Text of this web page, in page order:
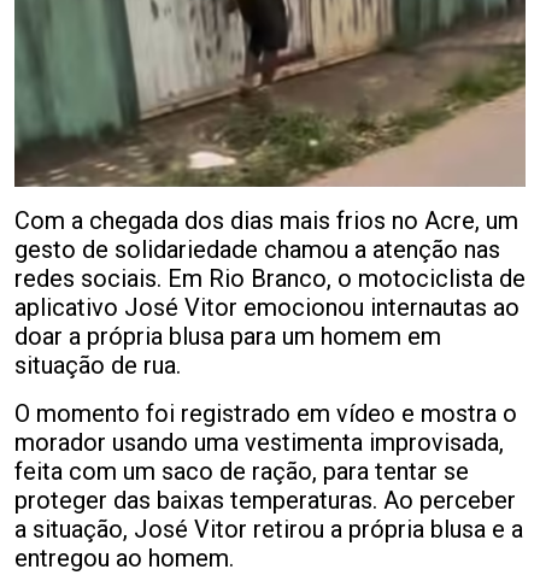
Com a chegada dos dias mais frios no Acre, um
gesto de solidariedade chamou a atenção nas
redes sociais. Em Rio Branco, o motociclista de
aplicativo José Vitor emocionou internautas ao
doar a própria blusa para um homem em
situação de rua.
O momento foi registrado em vídeo e mostra o
morador usando uma vestimenta improvisada,
feita com um saco de ração, para tentar se
proteger das baixas temperaturas. Ao perceber
a situação, José Vitor retirou a própria blusa e a
entregou ao homem.